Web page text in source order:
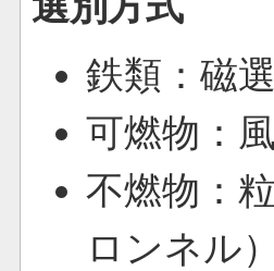
鉄類：磁
可燃物：
不燃物：
ロンネル